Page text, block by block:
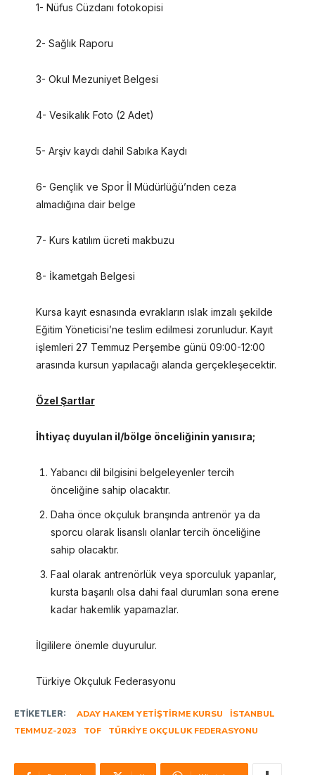
1- Nüfus Cüzdanı fotokopisi
2- Sağlık Raporu
3- Okul Mezuniyet Belgesi
4- Vesikalık Foto (2 Adet)
5- Arşiv kaydı dahil Sabıka Kaydı
6- Gençlik ve Spor İl Müdürlüğü’nden ceza
almadığına dair belge
7- Kurs katılım ücreti makbuzu
8- İkametgah Belgesi
Kursa kayıt esnasında evrakların ıslak imzalı şekilde
Eğitim Yöneticisi’ne teslim edilmesi zorunludur. Kayıt
işlemleri 27 Temmuz Perşembe günü 09:00-12:00
arasında kursun yapılacağı alanda gerçekleşecektir.
Özel Şartlar
İhtiyaç duyulan il/bölge önceliğinin yanısıra;
Yabancı dil bilgisini belgeleyenler tercih
önceliğine sahip olacaktır.
Daha önce okçuluk branşında antrenör ya da
sporcu olarak lisanslı olanlar tercih önceliğine
sahip olacaktır.
Faal olarak antrenörlük veya sporculuk yapanlar,
kursta başarılı olsa dahi faal durumları sona erene
kadar hakemlik yapamazlar.
İlgililere önemle duyurulur.
Türkiye Okçuluk Federasyonu
ETIKETLER: ADAY HAKEM YETIŞTIRME KURSU
İSTANBUL
TEMMUZ-2023
TOF TÜRKIYE OKÇULUK FEDERASYONU